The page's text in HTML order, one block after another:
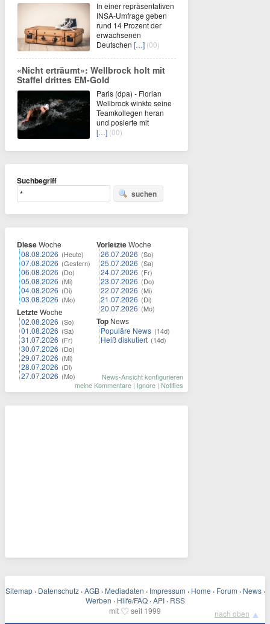
In einer repräsentativen
INSA-Umfrage geben
rund 14 Prozent der
erwachsenen
Deutschen […] (00)
«Nicht erträumt»: Wellbrock holt mit
Staffel drittes EM-Gold
Paris (dpa) - Florian
Wellbrock winkte seine
Teamkollegen heran
und posierte mit
[…] (00)
Suchbegriff
suchen
DieseWoche
08.08.2026 (Heute)
07.08.2026 (Gestern)
06.08.2026 (Do)
05.08.2026 (Mi)
04.08.2026 (Di)
03.08.2026 (Mo)
LetzteWoche
02.08.2026 (So)
01.08.2026 (Sa)
31.07.2026 (Fr)
30.07.2026 (Do)
29.07.2026 (Mi)
28.07.2026 (Di)
27.07.2026 (Mo)
VorletzteWoche
26.07.2026 (So)
25.07.2026 (Sa)
24.07.2026 (Fr)
23.07.2026 (Do)
22.07.2026 (Mi)
21.07.2026 (Di)
20.07.2026 (Mo)
Top News
Populäre News (14d)
Heiß diskutiert (14d)
News-Ansicht konfigurieren
meine Kommentare | Ignore | Notifies
Sitemap · Datenschutz · AGB · Mediadaten · Impressum · Home · Forum · News ·
Werben · Hilfe/FAQ · API · RSS
mit ♡ seit 1999 nach oben ▲